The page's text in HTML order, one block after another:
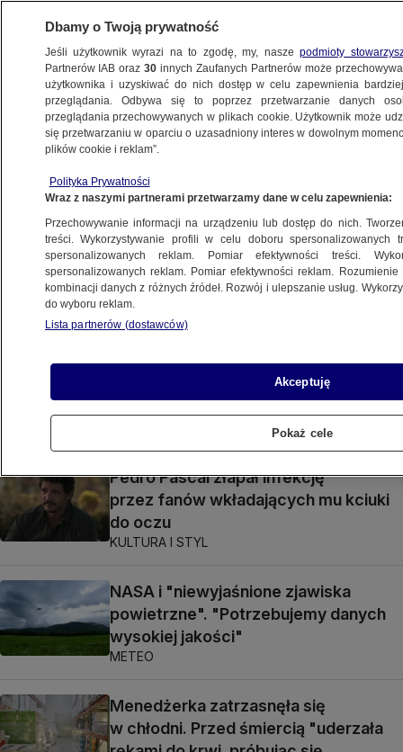
USA
Właściciel sklepu podejrzany
o zastrzelenie 14-latka. Oskarżył go
o kradzież 4 butelek wody
ŚWIAT
Miliardowa inwestycja w Polsce.
Powstanie ponad 600 miejsc pracy
Spędziła dobę pod łóżkiem
w częściowo zawalonym budynku.
Pedro Pascal złapał infekcję
przez fanów wkładających mu kciuki
do oczu
KULTURA I STYL
NASA i "niewyjaśnione zjawiska
powietrzne". "Potrzebujemy danych
wysokiej jakości"
METEO
Menedżerka zatrzasnęła się
w chłodni. Przed śmiercią "uderzała
Dbamy o Twoją prywatność
Jeśli użytkownik wyrazi na to zgodę, my, naszepodmioty
Partnerów IAB oraz30 innych Zaufanych Partnerów może
użytkownika i uzyskiwać do nich dostęp w celu zapewnienia
przeglądania. Odbywa się to poprzez przetwarzanie danych
przeglądania przechowywanych w plikach cookie. Użytkownik może
się przetwarzaniu w oparciu o uzasadniony interes w dowolnym
plików cookie i reklam”.
Polityka Prywatności
Wraz z naszymi partnerami przetwarzamy dane w celu zapewnienia:
Przechowywanie informacji na urządzeniu lub dostęp do nich.
treści. Wykorzystywanie profili w celu doboru spersonalizowanych
spersonalizowanych reklam. Pomiar efektywności treści.
spersonalizowanych reklam. Pomiar efektywności reklam.
kombinacji danych z różnych źródeł. Rozwój i ulepszanie usług.
do wyboru reklam.
Lista partnerów (dostawców)
Akceptuję
Pokaż cele